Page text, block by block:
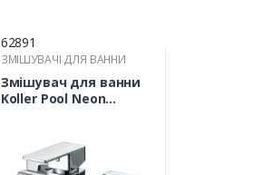
62891
ЗМІШУВАЧІ ДЛЯ ВАННИ
Змішувач для ванни
Koller Pool Neon